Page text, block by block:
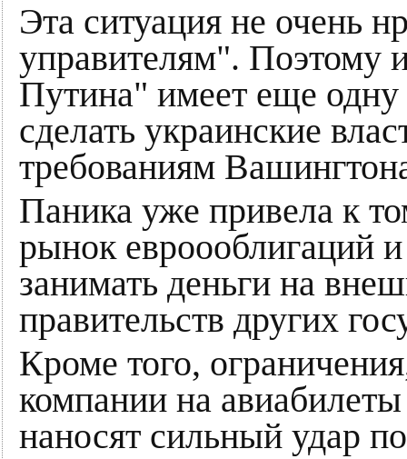
Эта ситуация не очень
управителям". Поэтому
Путина" имеет еще
сделать украинские
требованиям
Паника уже привела к
рынок евроооблигаций
занимать деньги на
правительств других
Кроме того,
компании на
наносят сильный удар